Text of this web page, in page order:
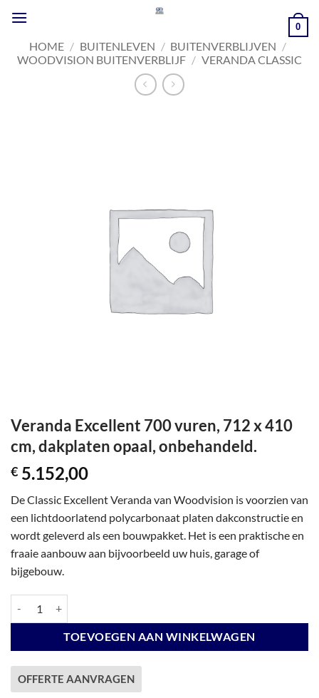
naar
inhoud
0
HOME / BUITENLEVEN / BUITENVERBLIJVEN /
WOODVISION BUITENVERBLIJF / VERANDA CLASSIC
Veranda Excellent 700 vuren, 712 x 410
cm, dakplaten opaal, onbehandeld.
€ 5.152,00
De Classic Excellent Veranda van Woodvision is voorzien van
een lichtdoorlatend polycarbonaat platen dakconstructie en
wordt geleverd als een bouwpakket. Het is een praktische en
fraaie aanbouw aan bijvoorbeeld uw huis, garage of
bijgebouw.
TOEVOEGEN AAN WINKELWAGEN
OFFERTE AANVRAGEN